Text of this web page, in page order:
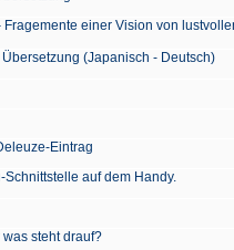
Fragemente einer Vision von
(Japanisch - Deutsch)
Eintrag
Schnittstelle auf dem Handy.
steht drauf?